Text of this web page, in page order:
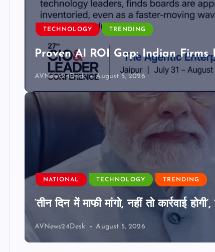
TECHNOLOGY TRENDING
Proven AI ROI Gap: Indian Firms
AVNews24Desk August 5, 2026
NATIONAL TECHNOLOGY TRENDING
‘तीन दिन में माफी मांगो, नहीं तो कार्रवाई
AVNews24Desk August 5, 2026